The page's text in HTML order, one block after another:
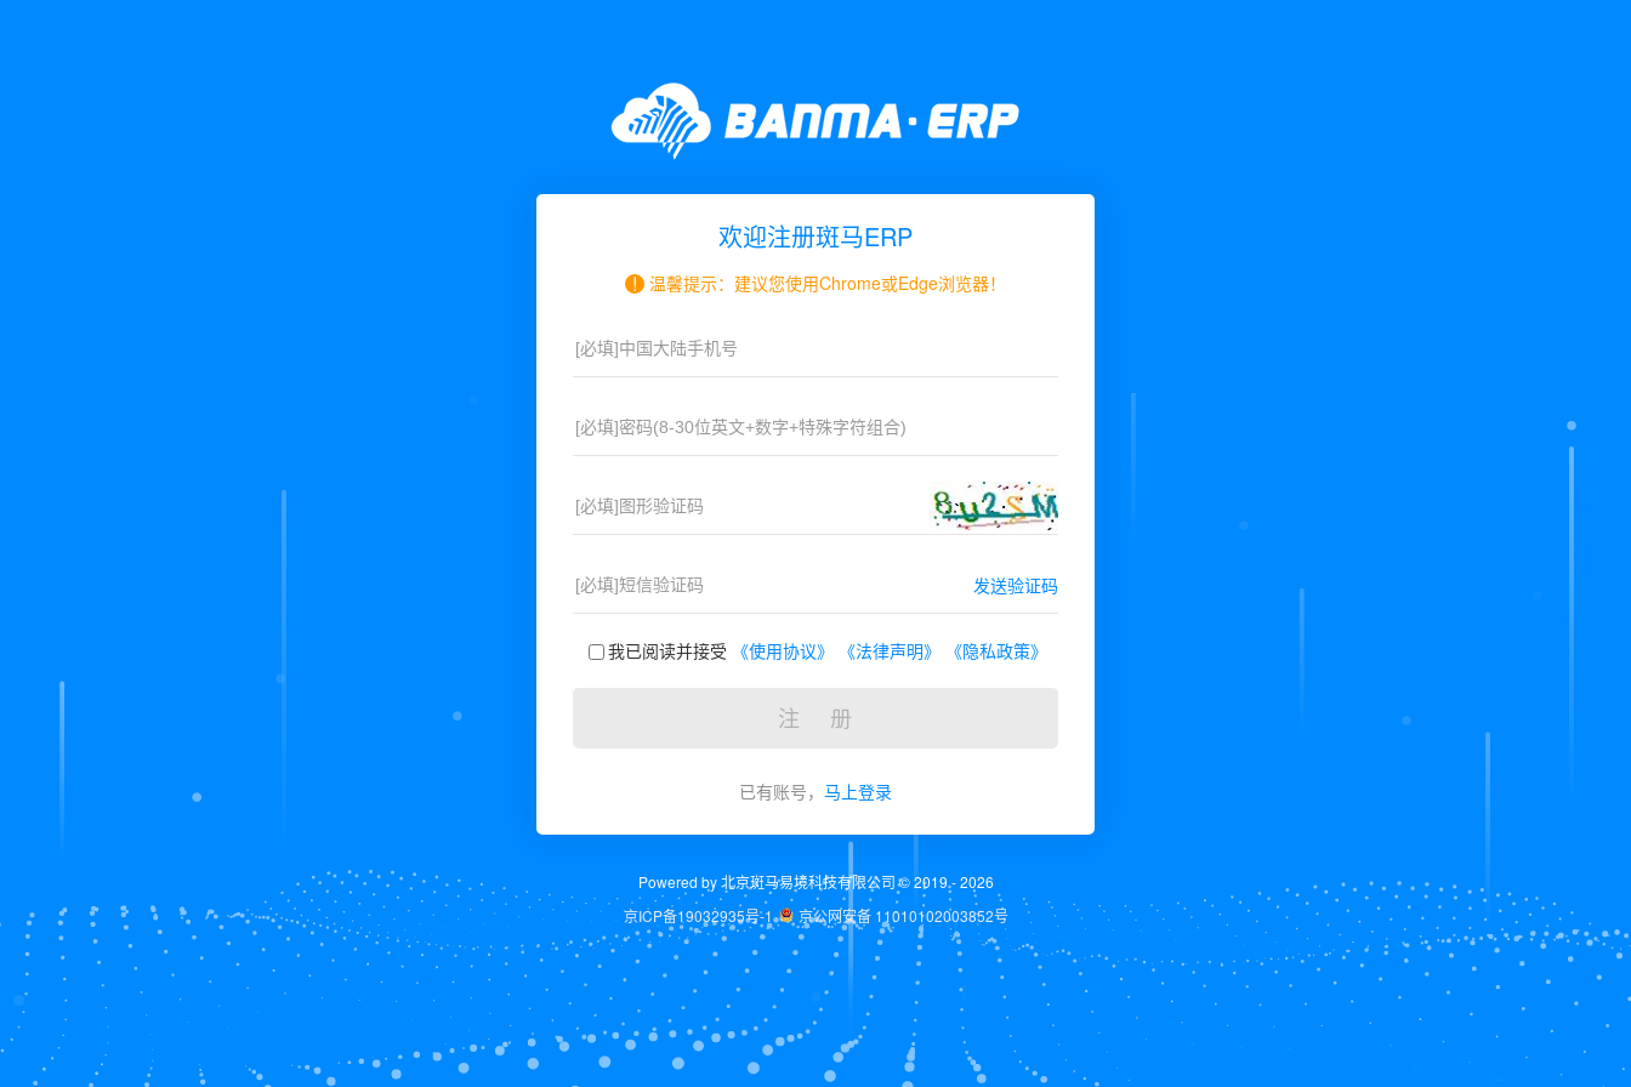
欢迎注册斑马ERP
! 温馨提示：建议您使用Chrome或Edge浏览器！
发送验证码
我已阅读并接受 《使用协议》 《法律声明》 《隐私政策》
注 册
已有账号， 马上登录
Powered by 北京斑马易境科技有限公司 © 2019 - 2026
京ICP备19032935号-1
京公网安备 11010102003852号